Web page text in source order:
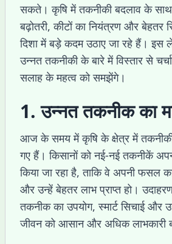
सकते। कृषि में तकनीकी बदलाव के साथ
बढ़ोतरी, कीटों का नियंत्रण और बेहतर
दिशा में बड़े कदम उठाए जा रहे हैं। इस
उन्नत तकनीकी के बारे में विस्तार से
सलाह के महत्व को समझेंगे।
1. उन्नत तकनीक का
आज के समय में कृषि के क्षेत्र में
गए हैं। किसानों को नई-नई तकनीकें
किया जा रहा है, ताकि वे अपनी फसल
और उन्हें बेहतर लाभ प्राप्त हो।
तकनीक का उपयोग, स्मार्ट सिचाई और
जीवन को आसान और अधिक लाभकारी